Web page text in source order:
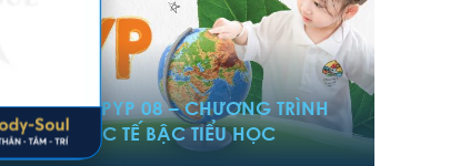
BẢN TIN IB PYP 08 – CHƯƠNG TRÌNH
TÚ TÀI QUỐC TẾ BẬC TIỂU HỌC